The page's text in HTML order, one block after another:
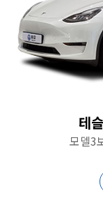
테
모델3